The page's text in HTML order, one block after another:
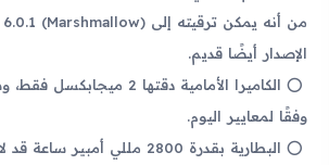
الإصدار أيضًا قديم.
الكاميرا الأمامية دقتها 2
وفقًا لمعايير اليوم.
البطارية بقدرة 2800 مللي أمبير